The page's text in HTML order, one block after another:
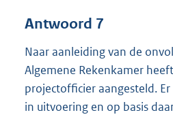
Antwoord 7
Naar aanleiding van de
Algemene Rekenkamer
projectofficier aangesteld.
in uitvoering en op basis